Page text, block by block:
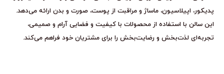
پدیکور، اپیلاسیون، ماساژ و مراقبت از پوست، صورت و بدن ارائه می‌دهد.
این سالن با استفاده از محصولات با کیفیت و فضایی آرام و صمیمی،
تجربه‌ای لذت‌بخش و رضایت‌بخش را برای مشتریان خود فراهم می‌کند.